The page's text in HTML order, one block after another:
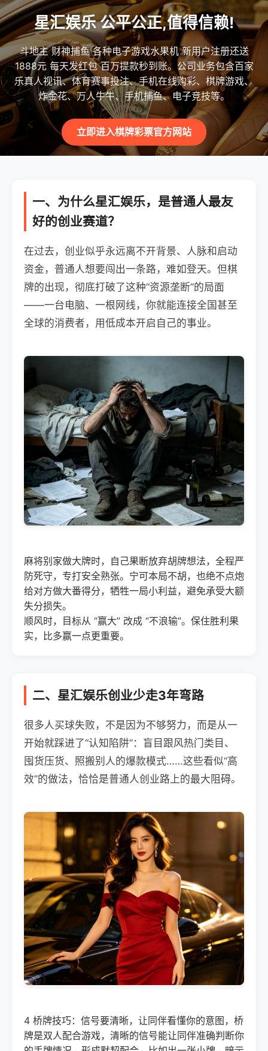
星汇娱乐 公平公正,值得信赖!
斗地主 财神捕鱼 各种电子游戏水果机 新用户注册还送
1888元 每天发红包 百万提款秒到账。公司业务包含百家
乐真人视讯、体育赛事投注、手机在线购彩、棋牌游戏、
炸金花、万人牛牛、手机捕鱼、电子竞技等。
立即进入棋牌彩票官方网站
一、为什么星汇娱乐，是普通人最友
好的创业赛道？
在过去，创业似乎永远离不开背景、人脉和启动
资金，普通人想要闯出一条路，难如登天。但棋
牌的出现，彻底打破了这种“资源垄断”的局面
——一台电脑、一根网线，你就能连接全国甚至
全球的消费者，用低成本开启自己的事业。
麻将别家做大牌时，自己果断放弃胡牌想法，全程严
防死守，专打安全熟张。宁可本局不胡，也绝不点炮
给对方做大番得分，牺牲一局小利益，避免承受大额
失分损失。
顺风时，目标从 “赢大” 改成 “不浪输”。保住胜利果
实，比多赢一点更重要。
二、星汇娱乐创业少走3年弯路
很多人买球失败，不是因为不够努力，而是从一
开始就踩进了“认知陷阱”：盲目跟风热门类目、
囤货压货、照搬别人的爆款模式……这些看似“高
效”的做法，恰恰是普通人创业路上的最大阻碍。
4 桥牌技巧：信号要清晰，让同伴看懂你的意图，桥
牌是双人配合游戏，清晰的信号能让同伴准确判断你